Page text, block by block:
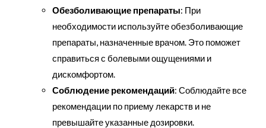
Обезболивающие препараты: При
необходимости используйте обезболивающие
препараты, назначенные врачом. Это поможет
справиться с болевыми ощущениями и
дискомфортом.
Соблюдение рекомендаций: Соблюдайте все
рекомендации по приему лекарств и не
превышайте указанные дозировки.